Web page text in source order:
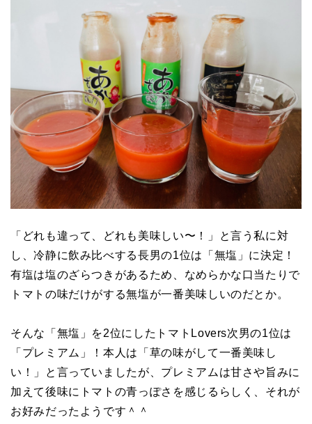
「どれも違って、どれも美味しい〜！」と言う私に対
し、冷静に飲み比べする長男の1位は「無塩」に決定！
有塩は塩のざらつきがあるため、なめらかな口当たりで
トマトの味だけがする無塩が一番美味しいのだとか。
そんな「無塩」を2位にしたトマトLovers次男の1位は
「プレミアム」！本人は「草の味がして一番美味し
い！」と言っていましたが、プレミアムは甘さや旨みに
加えて後味にトマトの青っぽさを感じるらしく、それが
お好みだったようです＾＾